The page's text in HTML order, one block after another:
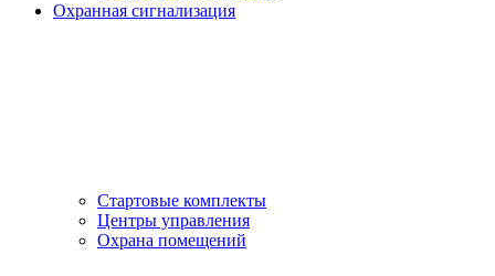
Охранная сигнализация
Стартовые комплекты
Центры управления
Охрана помещений